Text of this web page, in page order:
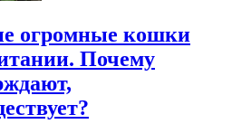
огромные кошки
Почему